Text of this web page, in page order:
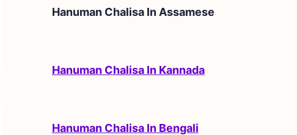
Hanuman Chalisa In Assamese
Hanuman Chalisa In Kannada
Hanuman Chalisa In Bengali